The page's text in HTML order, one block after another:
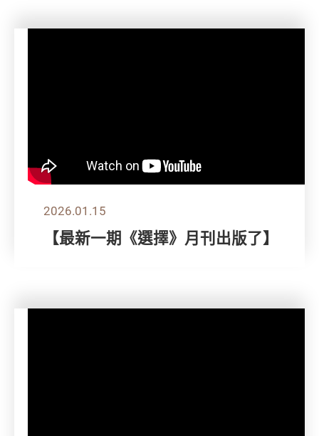
2026.01.15
【最新一期《選擇》月刊出版了】